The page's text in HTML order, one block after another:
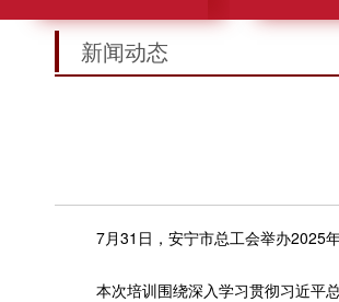
新闻动态
7月31日，安宁市总工会举办2025年
本次培训围绕深入学习贯彻习近平总